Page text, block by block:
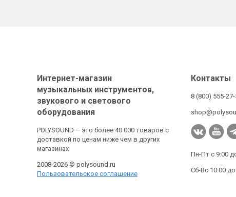
Интернет-магазин
музыкальных инструментов,
звукового и светового
оборудования
POLYSOUND — это более 40 000 товаров с
доставкой по ценам ниже чем в других
магазинах
2008-2026 © polysound.ru
Пользовательское соглашение
Контакты
8 (800) 555-
Пн-Пт с 9:00
Сб-Вс 10:00